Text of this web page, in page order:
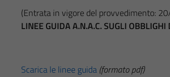
(Entrata in vigore del provvedimento:
LINEE GUIDA A.N.A.C. SUGLI
Scarica le linee guida(formato pdf)